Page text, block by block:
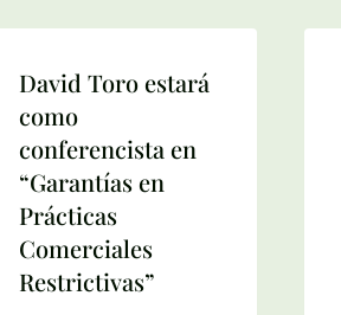
David Toro estará
como
conferencista en
“Garantías en
Prácticas
Comerciales
Restrictivas”